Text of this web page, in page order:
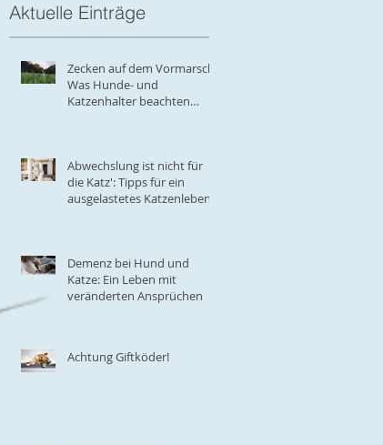
Aktuelle Einträge
Zecken auf dem Vormarsch:
Was Hunde- und
Katzenhalter beachten
Abwechslung ist nicht für
die Katz': Tipps für ein
ausgelastetes Katzenleben
Demenz bei Hund und
Katze: Ein Leben mit
veränderten Ansprüchen
Achtung Giftköder!